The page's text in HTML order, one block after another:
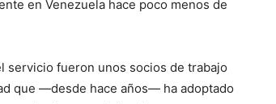
en Venezuela hace poco menos de
servicio fueron unos socios de trabajo
que —desde hace años— ha adoptado